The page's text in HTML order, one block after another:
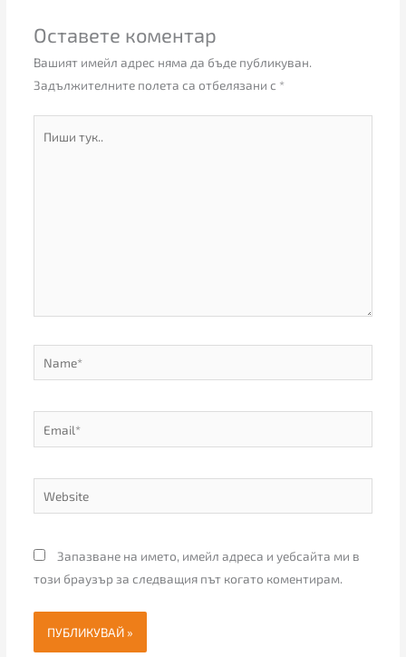
Оставете коментар
Вашият имейл адрес няма да бъде публикуван.
Задължителните полета са отбелязани с *
Name*
Email*
Website
Запазване на името, имейл адреса и уебсайта ми в
този браузър за следващия път когато коментирам.